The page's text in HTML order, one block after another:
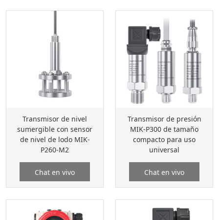
Transmisor de nivel
sumergible con sensor
de nivel de lodo MIK-
P260-M2
Chat en vivo
Transmisor de presión
MIK-P300 de tamaño
compacto para uso
universal
Chat en vivo